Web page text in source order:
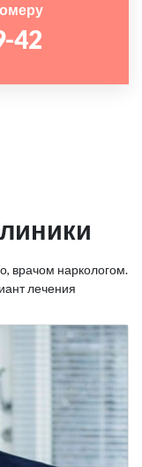
42
врачом наркологом.
лечения